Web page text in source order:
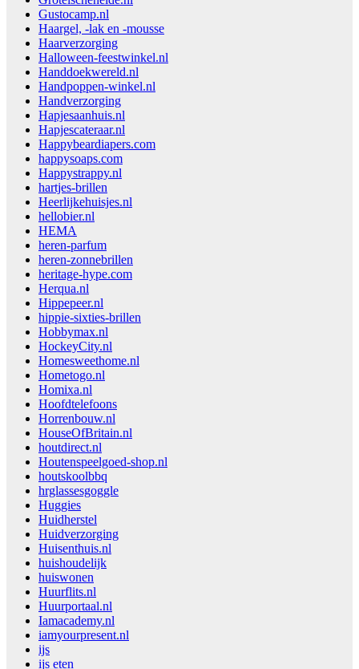
Gustocamp.nl
Haargel, -lak en -mousse
Haarverzorging
Halloween-feestwinkel.nl
Handdoekwereld.nl
Handpoppen-winkel.nl
Handverzorging
Hapjesaanhuis.nl
Hapjescateraar.nl
Happybeardiapers.com
happysoaps.com
Happystrappy.nl
hartjes-brillen
Heerlijkehuisjes.nl
hellobier.nl
HEMA
heren-parfum
heren-zonnebrillen
heritage-hype.com
Herqua.nl
Hippepeer.nl
hippie-sixties-brillen
Hobbymax.nl
HockeyCity.nl
Homesweethome.nl
Hometogo.nl
Homixa.nl
Hoofdtelefoons
Horrenbouw.nl
HouseOfBritain.nl
houtdirect.nl
Houtenspeelgoed-shop.nl
houtskoolbbq
hrglassesgoggle
Huggies
Huidherstel
Huidverzorging
Huisenthuis.nl
huishoudelijk
huiswonen
Huurflits.nl
Huurportaal.nl
Iamacademy.nl
iamyourpresent.nl
ijs
ijs eten